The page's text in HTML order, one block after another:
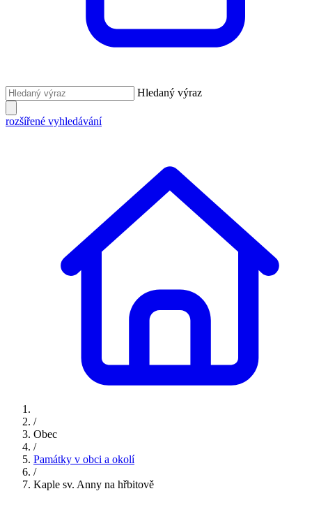
Hledaný výraz
rozšířené vyhledávání
/
Obec
/
Památky v obci a okolí
/
Kaple sv. Anny na hřbitově